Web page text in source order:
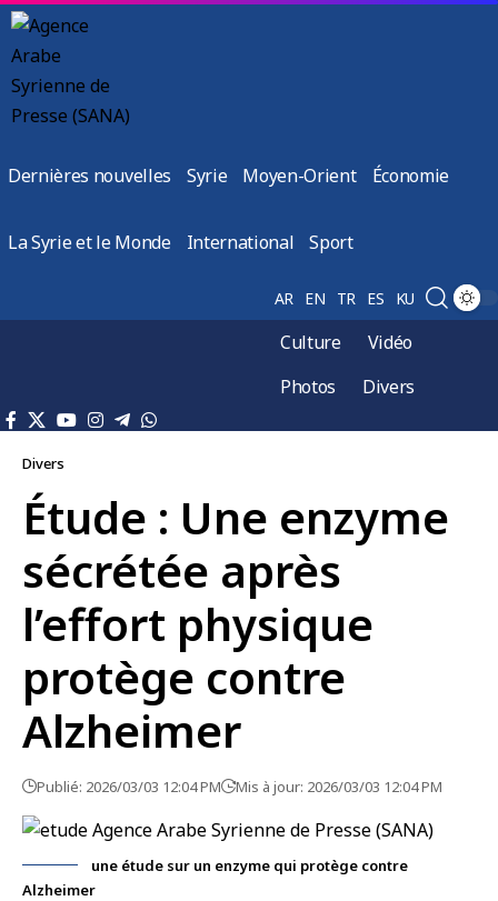
Dernières nouvelles Syrie Moyen-Orient Économie
La Syrie et le Monde International Sport
AR EN TR ES KU
Culture
Vidéo
Photos
Divers
Divers
Étude : Une enzyme
sécrétée après
l’effort physique
protège contre
Alzheimer
Publié: 2026/03/03 12:04 PM Mis à jour: 2026/03/03 12:04 PM
une étude sur un enzyme qui protège contre
Alzheimer